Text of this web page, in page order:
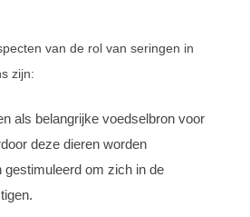
van de rol van seringen in
zijn:
als belangrijke voedselbron voor
deze dieren worden
gestimuleerd om zich in de